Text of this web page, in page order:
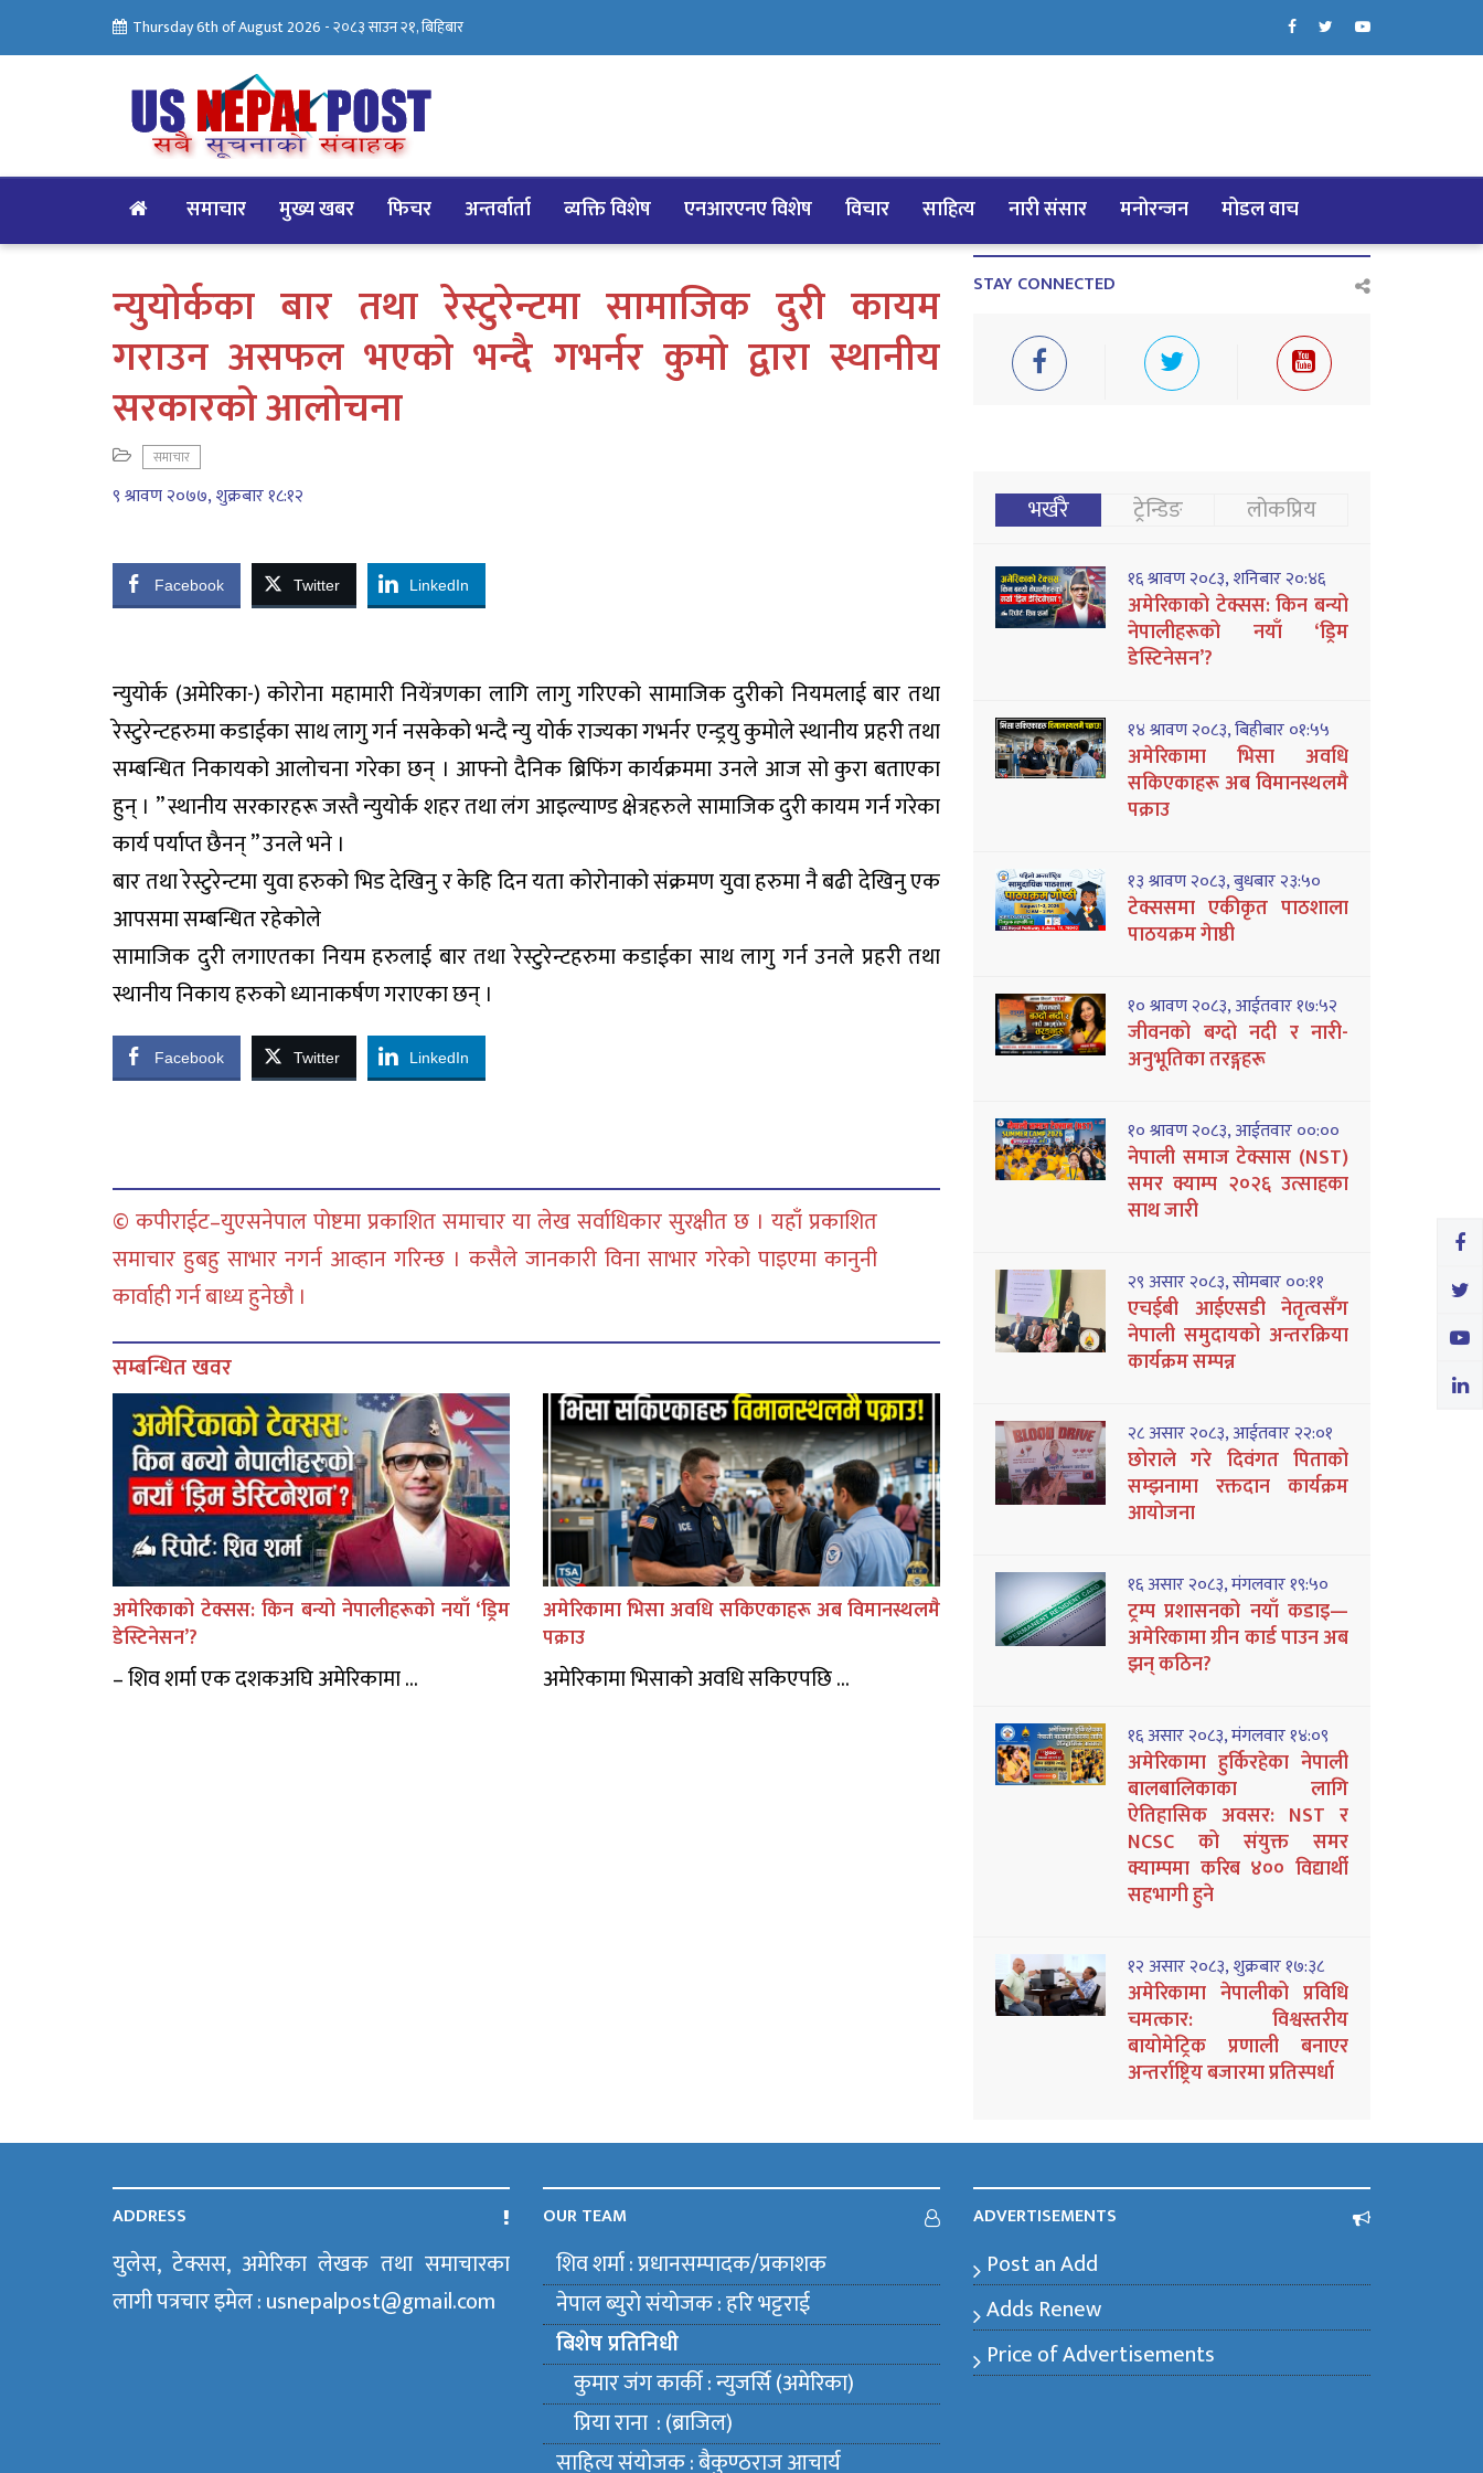
Thursday 6th of August 2026 -२०८३ साउन २१, बिहिबार
समाचार मुख्य खबर फिचर अन्तर्वार्ता व्यक्ति विशेष एनआरएनए विशेष विचार साहित्य नारी संसार मनोरन्जन मोडल वाच
न्युयोर्कका बार तथा रेस्टुरेन्टमा सामाजिक दुरी कायम
गराउन असफल भएको भन्दै गभर्नर कुमो द्वारा स्थानीय
सरकारको आलोचना
समाचार
९ श्रावण २०७७, शुक्रबार १८:१२
Facebook Twitter LinkedIn
न्युयोर्क (अमेरिका-) कोरोना महामारी नियेंत्रणका लागि लागु गरिएको सामाजिक दुरीको नियमलाई बार तथा
रेस्टुरेन्टहरुमा कडाईका साथ लागु गर्न नसकेको भन्दै न्यु योर्क राज्यका गभर्नर एन्ड्रयु कुमोले स्थानीय प्रहरी तथा
सम्बन्धित निकायको आलोचना गरेका छन् । आफ्नो दैनिक ब्रिफिंग कार्यक्रममा उनले आज सो कुरा बताएका
हुन् । ” स्थानीय सरकारहरू जस्तै न्युयोर्क शहर तथा लंग आइल्याण्ड क्षेत्रहरुले सामाजिक दुरी कायम गर्न गरेका
कार्य पर्याप्त छैनन् ” उनले भने ।
बार तथा रेस्टुरेन्टमा युवा हरुको भिड देखिनु र केहि दिन यता कोरोनाको संक्रमण युवा हरुमा नै बढी देखिनु एक
आपसमा सम्बन्धित रहेकोले
सामाजिक दुरी लगाएतका नियम हरुलाई बार तथा रेस्टुरेन्टहरुमा कडाईका साथ लागु गर्न उनले प्रहरी तथा
स्थानीय निकाय हरुको ध्यानाकर्षण गराएका छन् ।
Facebook Twitter LinkedIn
© कपीराईट–युएसनेपाल पोष्टमा प्रकाशित समाचार या लेख सर्वाधिकार सुरक्षीत छ । यहाँ प्रकाशित
समाचार हुबहु साभार नगर्न आव्हान गरिन्छ । कसैले जानकारी विना साभार गरेको पाइएमा कानुनी
कार्वाही गर्न बाध्य हुनेछौ ।
सम्बन्धित खवर
अमेरिकाको टेक्सस: किन बन्यो नेपालीहरूको नयाँ ‘ड्रिम
डेस्टिनेसन’?
– शिव शर्मा एक दशकअघि अमेरिकामा ...
अमेरिकामा भिसा अवधि सकिएकाहरू अब विमानस्थलमै
पक्राउ
अमेरिकामा भिसाको अवधि सकिएपछि ...
STAY CONNECTED
भर्खरै ट्रेन्डिङ लोकप्रिय
१६ श्रावण २०८३, शनिबार २०:४६
अमेरिकाको टेक्सस: किन बन्यो
नेपालीहरूको नयाँ ‘ड्रिम
डेस्टिनेसन’?
१४ श्रावण २०८३, बिहीबार ०१:५५
अमेरिकामा भिसा अवधि
सकिएकाहरू अब विमानस्थलमै
पक्राउ
१३ श्रावण २०८३, बुधबार २३:५०
टेक्ससमा एकीकृत पाठशाला
पाठयक्रम गेाष्ठी
१० श्रावण २०८३, आईतवार १७:५२
जीवनको बग्दो नदी र नारी-
अनुभूतिका तरङ्गहरू
१० श्रावण २०८३, आईतवार ००:००
नेपाली समाज टेक्सास (NST)
समर क्याम्प २०२६ उत्साहका
साथ जारी
२९ असार २०८३, सोमबार ००:११
एचईबी आईएसडी नेतृत्वसँग
नेपाली समुदायको अन्तरक्रिया
कार्यक्रम सम्पन्न
२८ असार २०८३, आईतवार २२:०१
छोराले गरे दिवंगत पिताको
सम्झनामा रक्तदान कार्यक्रम
आयोजना
१६ असार २०८३, मंगलवार १९:५०
ट्रम्प प्रशासनको नयाँ कडाइ—
अमेरिकामा ग्रीन कार्ड पाउन अब
झन् कठिन?
१६ असार २०८३, मंगलवार १४:०९
अमेरिकामा हुर्किरहेका नेपाली
बालबालिकाका लागि
ऐतिहासिक अवसर: NST र
NCSC को संयुक्त समर
क्याम्पमा करिब ४०० विद्यार्थी
सहभागी हुने
१२ असार २०८३, शुक्रबार १७:३८
अमेरिकामा नेपालीको प्रविधि
चमत्कार: विश्वस्तरीय
बायोमेट्रिक प्रणाली बनाएर
अन्तर्राष्ट्रिय बजारमा प्रतिस्पर्धा
ADDRESS
युलेस, टेक्सस, अमेरिका लेखक तथा समाचारका
लागी पत्रचार इमेल : usnepalpost@gmail.com
OUR TEAM
शिव शर्मा : प्रधानसम्पादक/प्रकाशक
नेपाल ब्युराे संयाेजक : हरि भट्टराई
बिशेष प्रतिनिधी
कुमार जंग कार्की : न्युजर्सि (अमेरिका)
प्रिया राना : (ब्राजिल)
साहित्य संयाेजक : बैकुण्ठराज आचार्य
ADVERTISEMENTS
Post an Add
Adds Renew
Price of Advertisements